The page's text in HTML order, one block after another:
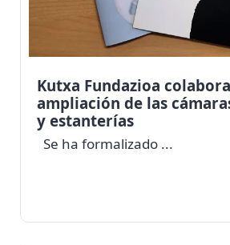
Kutxa Fundazioa
ampliación de las
y estanterías
Se ha formalizado ...